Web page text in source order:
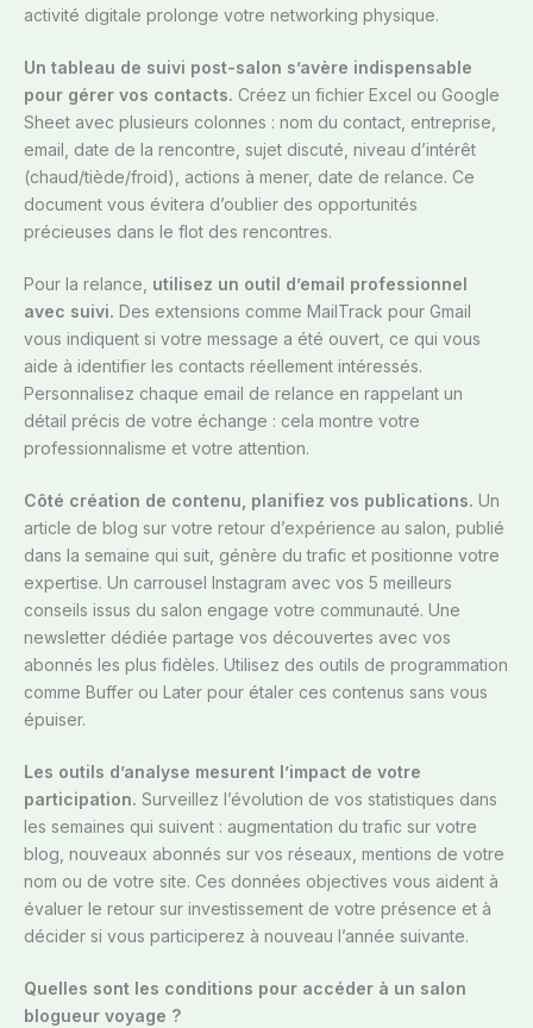
activité digitale prolonge votre networking physique.
Un tableau de suivi post-salon s’avère indispensable
pour gérer vos contacts. Créez un fichier Excel ou Google
Sheet avec plusieurs colonnes : nom du contact, entreprise,
email, date de la rencontre, sujet discuté, niveau d’intérêt
(chaud/tiède/froid), actions à mener, date de relance. Ce
document vous évitera d’oublier des opportunités
précieuses dans le flot des rencontres.
Pour la relance, utilisez un outil d’email professionnel
avec suivi. Des extensions comme MailTrack pour Gmail
vous indiquent si votre message a été ouvert, ce qui vous
aide à identifier les contacts réellement intéressés.
Personnalisez chaque email de relance en rappelant un
détail précis de votre échange : cela montre votre
professionnalisme et votre attention.
Côté création de contenu, planifiez vos publications. Un
article de blog sur votre retour d’expérience au salon, publié
dans la semaine qui suit, génère du trafic et positionne votre
expertise. Un carrousel Instagram avec vos 5 meilleurs
conseils issus du salon engage votre communauté. Une
newsletter dédiée partage vos découvertes avec vos
abonnés les plus fidèles. Utilisez des outils de programmation
comme Buffer ou Later pour étaler ces contenus sans vous
épuiser.
Les outils d’analyse mesurent l’impact de votre
participation. Surveillez l’évolution de vos statistiques dans
les semaines qui suivent : augmentation du trafic sur votre
blog, nouveaux abonnés sur vos réseaux, mentions de votre
nom ou de votre site. Ces données objectives vous aident à
évaluer le retour sur investissement de votre présence et à
décider si vous participerez à nouveau l’année suivante.
Quelles sont les conditions pour accéder à un salon
blogueur voyage ?